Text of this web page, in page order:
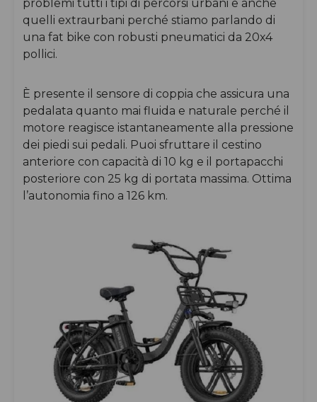
problemi tutti i tipi di percorsi urbani e anche
quelli extraurbani perché stiamo parlando di
una fat bike con robusti pneumatici da 20x4
pollici.
È presente il sensore di coppia che assicura una
pedalata quanto mai fluida e naturale perché il
motore reagisce istantaneamente alla pressione
dei piedi sui pedali. Puoi sfruttare il cestino
anteriore con capacità di 10 kg e il portapacchi
posteriore con 25 kg di portata massima. Ottima
l’autonomia fino a 126 km.